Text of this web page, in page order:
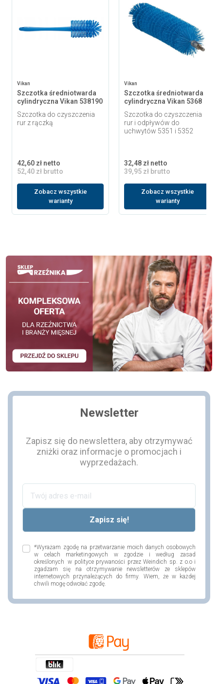
Vikan
Szczotka średniotwarda
cylindryczna Vikan 538190
Szczotka do czyszczenia
rur z rączką
42,60 zł netto
52,40 zł brutto
Zobacz wszystkie
warianty
Vikan
Szczotka średniotwarda
cylindryczna Vikan 5368
Szczotka do czyszczenia
rur i odpływów do
uchwytów 5351 i 5352
32,48 zł netto
39,95 zł brutto
Zobacz wszystkie
warianty
Newsletter
Zapisz się do newslettera, aby otrzymywać
zniżki oraz informacje o promocjach i
wyprzedażach.
*Wyrażam zgodę na przetwarzanie moich danych osobowych
w celach marketingowych w zgodzie i według zasad
określonych w polityce prywaności przez Weindich sp. z o.o i
zgadzam się na otrzymywanie newsletterów ze sklepów
internetowych przynależących do firmy. Wiem, że w każdej
chwili mogę odwołać zgodę.